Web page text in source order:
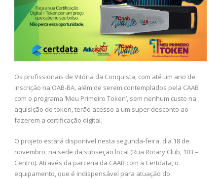
Os profissionais de Vitória da Conquista, com até um ano de
inscrição na OAB-BA, além de serem contemplados pela CAAB
com o programa ‘Meu Primeiro Token’, sem nenhum custo na
aquisição do token, terão acesso a um super desconto ao
fazerem a certificação digital.
O projeto estará disponível nesta segunda-feira, dia 18 de
novembro, na sede da subseção local (Rua Rotary Club, 103 –
Centro). Através da parceria da CAAB com a Certdata, o
equipamento, que é indispensável para atuação do